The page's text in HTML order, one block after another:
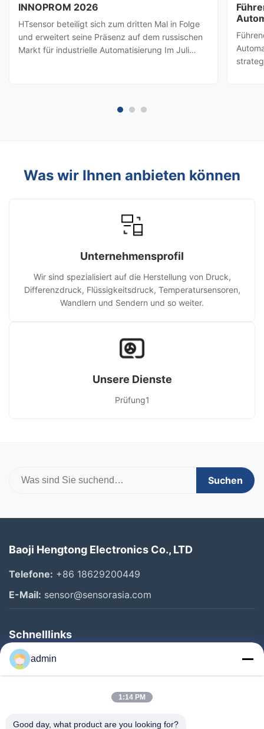
INNOPROM 2026
HTsensor beteiligt sich zum dritten Mal in Folge
und erweitert seine Präsenz auf dem russischen
Markt für industrielle Automatisierung Im Juli
Was wir Ihnen anbieten können
Unternehmensprofil
Wir sind spezialisiert auf die Herstellung von Druck,
Differenzdruck, Flüssigkeitsdruck, Temperatursensoren,
Wandlern und Sendern und so weiter.
Unsere Dienste
Prüfung1
Suchen
Baoji Hengtong Electronics Co., LTD
Telefone: +86 18629200449
E-Mail: sensor@sensorasia.com
Schnelllinks
Haus
Produkte
Über Uns
admin
1:14 PM
Good day, what product are you looking for?